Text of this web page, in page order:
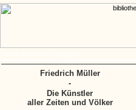
Friedrich Müller
-
Die Künstler
aller Zeiten und Völker